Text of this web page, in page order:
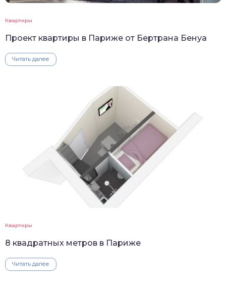
Квартиры
Проект квартиры в Париже от Бертрана Бенуа
Читать далее
Квартиры
8 квадратных метров в Париже
Читать далее